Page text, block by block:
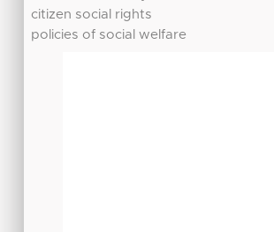
citizen social rights
policies of social welfare